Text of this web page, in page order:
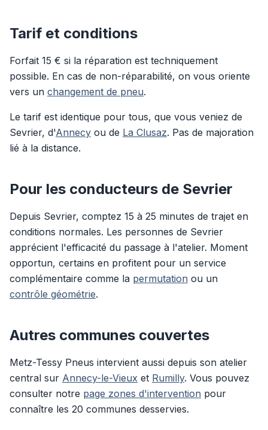
Tarif et conditions
Forfait 15 € si la réparation est techniquement
possible. En cas de non-réparabilité, on vous oriente
vers un changement de pneu.
Le tarif est identique pour tous, que vous veniez de
Sevrier, d'Annecy ou de La Clusaz. Pas de majoration
lié à la distance.
Pour les conducteurs de Sevrier
Depuis Sevrier, comptez 15 à 25 minutes de trajet en
conditions normales. Les personnes de Sevrier
apprécient l'efficacité du passage à l'atelier. Moment
opportun, certains en profitent pour un service
complémentaire comme la permutation ou un
contrôle géométrie.
Autres communes couvertes
Metz-Tessy Pneus intervient aussi depuis son atelier
central sur Annecy-le-Vieux et Rumilly. Vous pouvez
consulter notre page zones d'intervention pour
connaître les 20 communes desservies.